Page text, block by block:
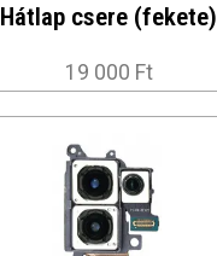
Hátlap csere (fekete)
19 000 Ft